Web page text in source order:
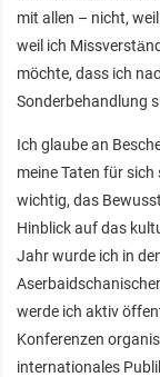
mit allen – nicht,
weil ich
möchte, dass ich
Sonderbehandlung
Ich glaube an
meine Taten für
wichtig, das
Hinblick auf das
Jahr wurde ich in
werde ich aktiv
Konferenzen
internationales